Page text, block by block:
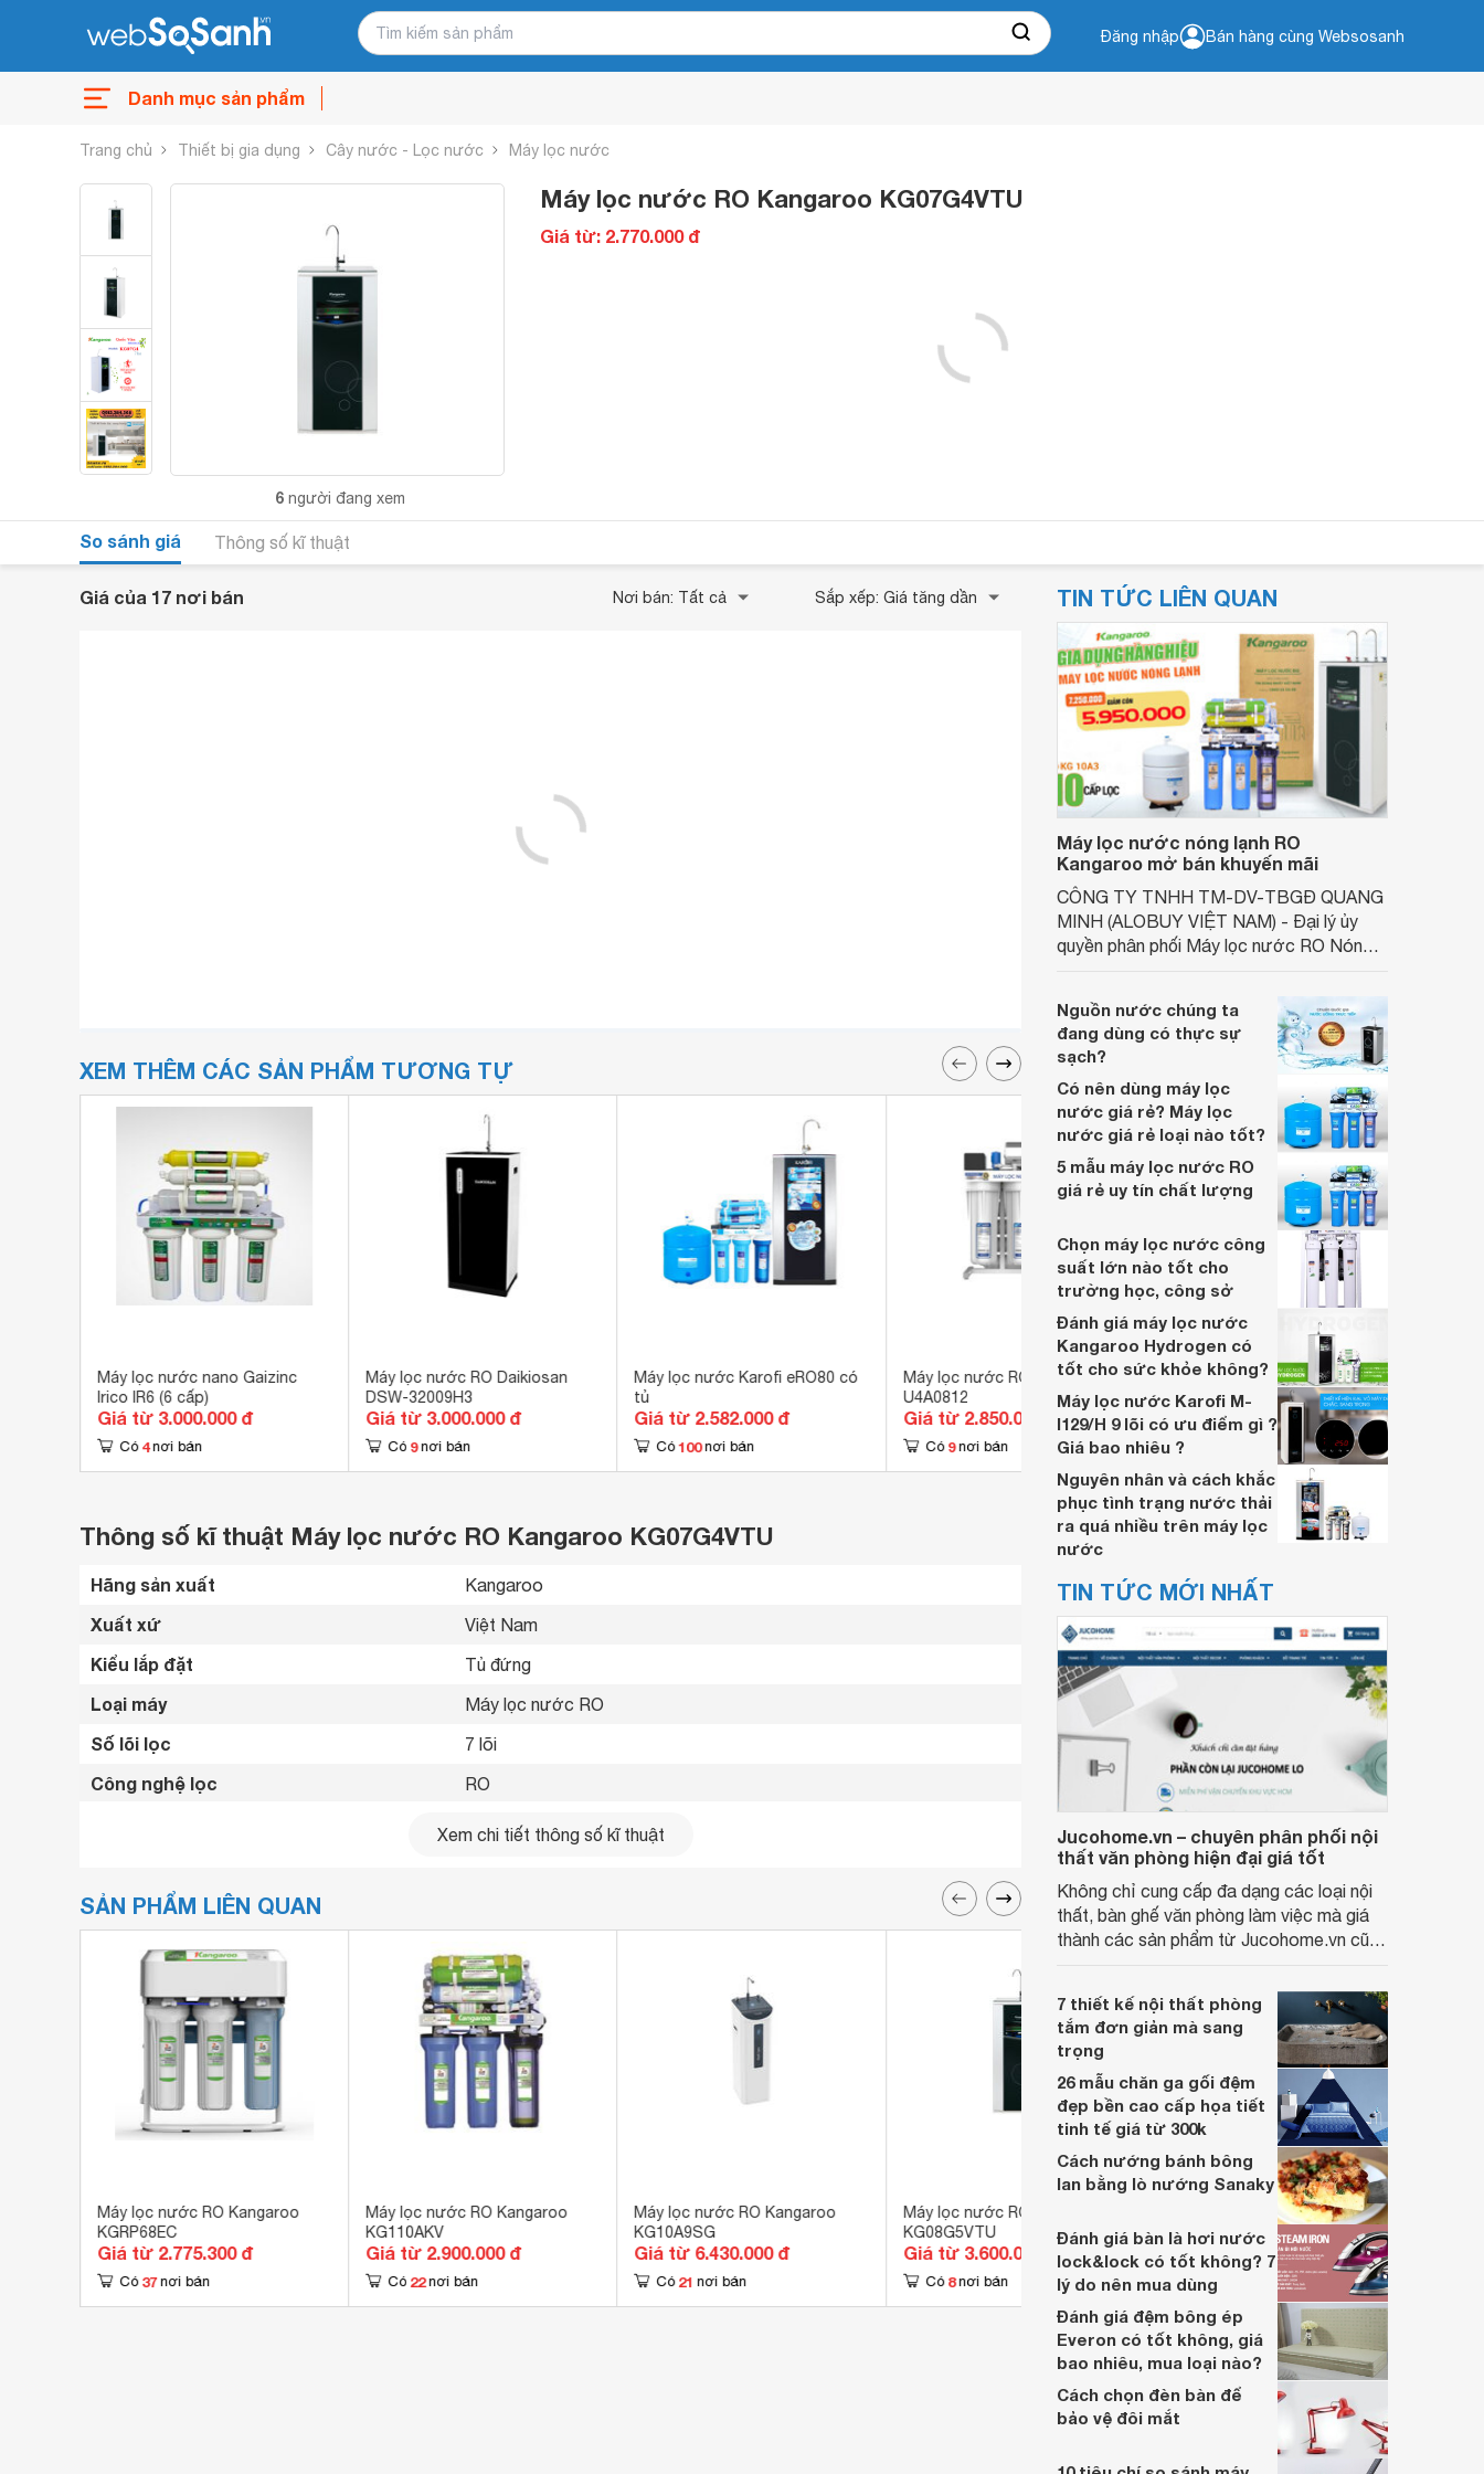
Đăng nhập Bán hàng cùng Websosanh
Danh mục sản phẩm
Trang chủ Thiết bị gia dụng Cây nước - Lọc nước Máy lọc nước
6 người đang xem
Máy lọc nước RO Kangaroo KG07G4VTU
Giá từ: 2.770.000 đ
So sánh giá Thông số kĩ thuật
Giá của 17 nơi bán Nơi bán: Tất cả Sắp xếp: Giá tăng dần
XEM THÊM CÁC SẢN PHẨM TƯƠNG TỰ
Máy lọc nước nano Gaizinc
Irico IR6 (6 cấp)
Giá từ 3.000.000 đ
Có 4 nơi bán
Máy lọc nước RO Daikiosan
DSW-32009H3
Giá từ 3.000.000 đ
Có 9 nơi bán
Máy lọc nước Karofi eRO80 có
tủ
Giá từ 2.582.000 đ
Có 100 nơi bán
Máy lọc nước RO Hòa Phát HW
U4A0812
Giá từ 2.850.000 đ
Có 9 nơi bán
Máy lọc nước RO Hòa Phát
HPR533
Giá từ 2.890.000 đ
nơi bán
Thông số kĩ thuật Máy lọc nước RO Kangaroo KG07G4VTU
Hãng sản xuất Kangaroo
Xuất xứ Việt Nam
Kiểu lắp đặt Tủ đứng
Loại máy Máy lọc nước RO
Số lõi lọc 7 lõi
Công nghệ lọc RO
10 lít
Công suất tiêu thụ
Bơm 2 chiều
Hệ thống van điều tiết Van điện từ
Chất liệu vỏ tủ Inox
Tự động sục rửa màng lọc RO
Tự động xả nước thải
Trung hòa độ PH ổn định độ ngọt cho nước
Ngừng hoạt động khi nước đầy bình
Kích thước
Xem chi tiết thông số kĩ thuật
SẢN PHẨM LIÊN QUAN
Máy lọc nước RO Kangaroo
KGRP68EC
Giá từ 2.775.300 đ
Có 37 nơi bán
Máy lọc nước RO Kangaroo
KG110AKV
Giá từ 2.900.000 đ
Có 22 nơi bán
Máy lọc nước RO Kangaroo
KG10A9SG
Giá từ 6.430.000 đ
Có 21 nơi bán
Máy lọc nước RO Kangaroo
KG08G5VTU
Giá từ 3.600.000 đ
Có 8 nơi bán
Máy lọc nước RO Kangaroo
KG07VTU
Giá từ 4.180.000 đ
Có 1
TIN TỨC LIÊN QUAN
Máy lọc nước nóng lạnh RO
Kangaroo mở bán khuyến mãi
CÔNG TY TNHH TM-DV-TBGĐ QUANG
MINH (ALOBUY VIỆT NAM) - Đại lý ủy
quyền phân phối Máy lọc nước RO Nóng
chính hãng cao cấp chính thức
Nguồn nước chúng ta
đang dùng có thực sự
sạch?
Có nên dùng máy lọc
nước giá rẻ? Máy lọc
nước giá rẻ loại nào tốt?
5 mẫu máy lọc nước RO
giá rẻ uy tín chất lượng
Chọn máy lọc nước công
suất lớn nào tốt cho
trường học, công sở
Đánh giá máy lọc nước
Kangaroo Hydrogen có
tốt cho sức khỏe không?
Máy lọc nước Karofi M-
I129/H 9 lõi có ưu điểm gì ?
Giá bao nhiêu ?
Nguyên nhân và cách khắc
phục tình trạng nước thải
ra quá nhiều trên máy lọc
nước
TIN TỨC MỚI NHẤT
Jucohome.vn – chuyên phân phối nội
thất văn phòng hiện đại giá tốt
Không chỉ cung cấp đa dạng các loại nội
thất, bàn ghế văn phòng làm việc mà giá
thành các sản phẩm từ Jucohome.vn cũng
7 thiết kế nội thất phòng
tắm đơn giản mà sang
trọng
26 mẫu chăn ga gối đệm
đẹp bền cao cấp họa tiết
tinh tế giá từ 300k
Cách nướng bánh bông
lan bằng lò nướng Sanaky
Đánh giá bàn là hơi nước
lock&lock có tốt không? 7
lý do nên mua dùng
Đánh giá đệm bông ép
Everon có tốt không, giá
bao nhiêu, mua loại nào?
Cách chọn đèn bàn để
bảo vệ đôi mắt